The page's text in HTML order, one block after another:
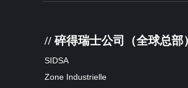
// 碎得瑞士公司（全球总部）
SIDSA
Zone Industrielle